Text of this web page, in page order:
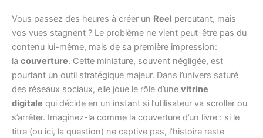
Vous passez des heures à créer un Reel percutant, mais
vos vues stagnent ? Le problème ne vient peut-être pas du
contenu lui-même, mais de sa première impression:
la couverture. Cette miniature, souvent négligée, est
pourtant un outil stratégique majeur. Dans l’univers saturé
des réseaux sociaux, elle joue le rôle d’une vitrine
digitale qui décide en un instant si l’utilisateur va scroller ou
s’arrêter. Imaginez-la comme la couverture d’un livre : si le
titre (ou ici, la question) ne captive pas, l’histoire reste